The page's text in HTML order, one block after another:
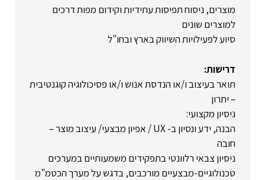
מוצרים, ניסוח תפיסות עתידיות וקידום מפות דרכים
למוצרים שונים
סיוע לפעילויות השיווק בארץ ובחו"ל
דרישות:
תואר בעיצוב ו/או הנדסת אנוש ו/או פסיכולוגיה קוגנטיבית
– יתרון
ניסיון מקצועי:
הבנה, ידע ונסיון ב- UX / אפיון מבצעי/ עיצוב מוצר –
חובה
ניסיון צבאי רלוונטי בתפקידים משמעותיים במערכים
טכנולוגיים-מבצעיים מורכבים, בדגש על מערך הכטמ"מ